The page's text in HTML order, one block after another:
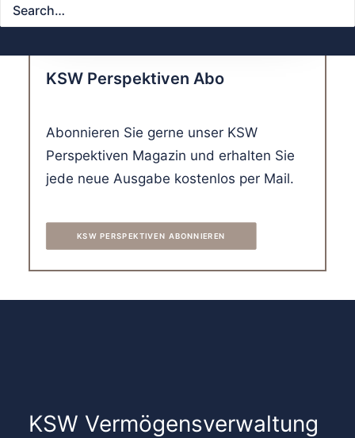
KSW Perspektiven Abo
Abonnieren Sie gerne unser KSW
Perspektiven Magazin und erhalten Sie
jede neue Ausgabe kostenlos per Mail.
KSW PERSPEKTIVEN ABONNIEREN
KSW Vermögensverwaltung